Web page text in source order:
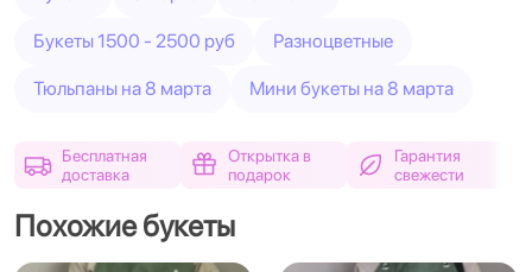
Букеты 1500 - 2500 руб Разноцветные
Тюльпаны на 8 марта Мини букеты на 8 марта
Бесплатная
доставка
Открытка в
подарок
Гарантия
свежести
Похожие букеты